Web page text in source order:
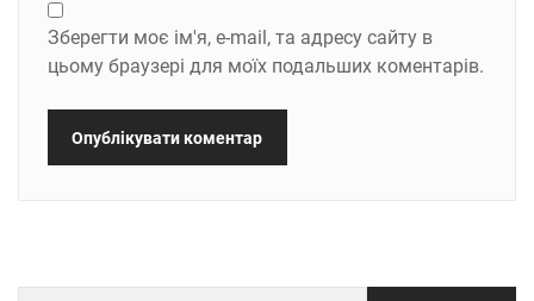
Зберегти моє ім'я, e-mail, та адресу сайту в
цьому браузері для моїх подальших коментарів.